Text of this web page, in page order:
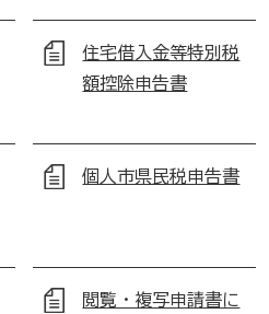
住宅借入金等特別税
額控除申告書
個人市県民税申告書
閲覧・複写申請書に